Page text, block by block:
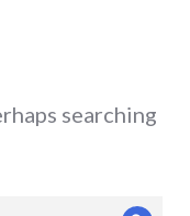
searching